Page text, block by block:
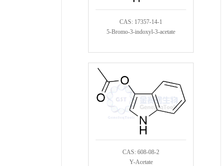
CAS: 17357-14-1
5-Bromo-3-indoxyl-3-acetate
CAS: 608-08-2
Y-Acetate